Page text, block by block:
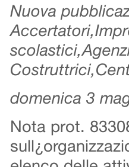
Nuova
domenica 3
Nota prot.